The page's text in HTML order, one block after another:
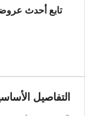
تابع أحدث
التفاصيل